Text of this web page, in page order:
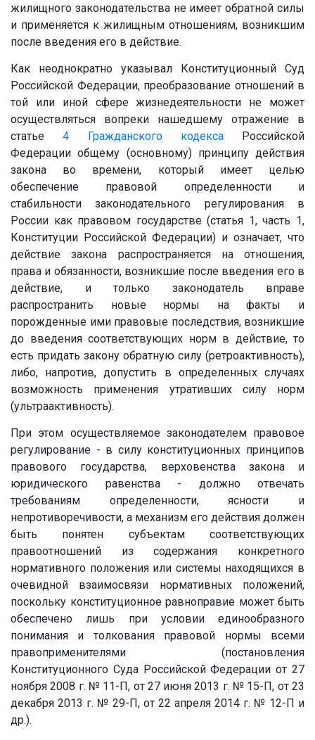
жилищного законодательства не имеет обратной силы
и применяется к жилищным отношениям, возникшим
после введения его в действие.
Как неоднократно указывал Конституционный Суд
Российской Федерации, преобразование отношений в
той или иной сфере жизнедеятельности не может
осуществляться вопреки нашедшему отражение в
статье4 Гражданского кодексаРоссийской
Федерации общему (основному) принципу действия
закона во времени, который имеет целью
обеспечение правовой определенности и
стабильности законодательного регулирования в
России как правовом государстве (статья 1, часть 1,
Конституции Российской Федерации) и означает, что
действие закона распространяется на отношения,
права и обязанности, возникшие после введения его в
действие, и только законодатель вправе
распространить новые нормы на факты и
порожденные ими правовые последствия, возникшие
до введения соответствующих норм в действие, то
есть придать закону обратную силу (ретроактивность),
либо, напротив, допустить в определенных случаях
возможность применения утративших силу норм
(ультраактивность).
При этом осуществляемое законодателем правовое
регулирование - в силу конституционных принципов
правового государства, верховенства закона и
юридического равенства - должно отвечать
требованиям определенности, ясности и
непротиворечивости, а механизм его действия должен
быть понятен субъектам соответствующих
правоотношений из содержания конкретного
нормативного положения или системы находящихся в
очевидной взаимосвязи нормативных положений,
поскольку конституционное равноправие может быть
обеспечено лишь при условии единообразного
понимания и толкования правовой нормы всеми
правоприменителями (постановления
Конституционного Суда Российской Федерации от 27
ноября 2008 г. № 11-П, от 27 июня 2013 г. № 15-П, от 23
декабря 2013 г. № 29-П, от 22 апреля 2014 г. № 12-П и
др.).